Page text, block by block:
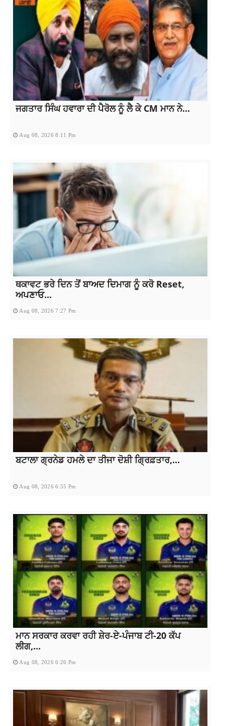
ਜਗਤਾਰ ਸਿੰਘ ਹਵਾਰਾ ਦੀ ਪੈਰੋਲ ਨੂੰ ਲੈ ਕੇ CM ਮਾਨ ਨੇ...
Aug 08, 2026 8:11 Pm
ਥਕਾਵਟ ਭਰੇ ਦਿਨ ਤੋਂ ਬਾਅਦ ਦਿਮਾਗ ਨੂੰ ਕਰੋ Reset,
ਅਪਣਾਓ...
Aug 08, 2026 7:27 Pm
ਬਟਾਲਾ ਗ੍ਰਨੇਡ ਹਮਲੇ ਦਾ ਤੀਜਾ ਦੋਸ਼ੀ ਗ੍ਰਿਫ਼ਤਾਰ,...
Aug 08, 2026 6:55 Pm
ਮਾਨ ਸਰਕਾਰ ਕਰਵਾ ਰਹੀ ਸ਼ੇਰ-ਏ-ਪੰਜਾਬ ਟੀ-20 ਕੱਪ
ਲੀਗ,...
Aug 08, 2026 6:26 Pm